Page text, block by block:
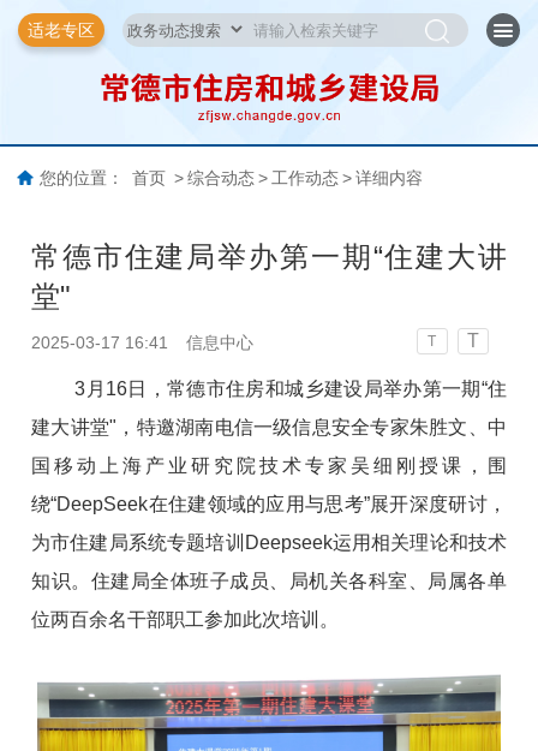
适老专区
您的位置： 首页 > 综合动态 > 工作动态 > 详细内容
常德市住建局举办第一期“住建大讲
堂"
2025-03-17 16:41 信息中心 T T
3月16日，常德市住房和城乡建设局举办第一期“住
建大讲堂"，特邀湖南电信一级信息安全专家朱胜文、中
国移动上海产业研究院技术专家吴细刚授课，围
绕“DeepSeek在住建领域的应用与思考”展开深度研讨，
为市住建局系统专题培训Deepseek运用相关理论和技术
知识。住建局全体班子成员、局机关各科室、局属各单
位两百余名干部职工参加此次培训。